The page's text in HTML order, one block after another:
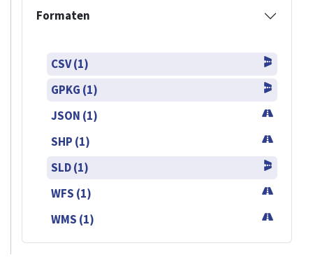
Formaten
CSV (1)
GPKG (1)
JSON (1)
SHP (1)
SLD (1)
WFS (1)
WMS (1)